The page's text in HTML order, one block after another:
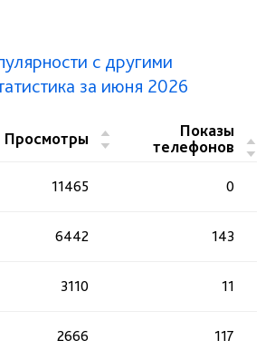
с другими
за июня 2026
Просмотры
▲
▼
Показы
телефонов
▲
▼
11465
0
6442
143
3110
11
2666
117